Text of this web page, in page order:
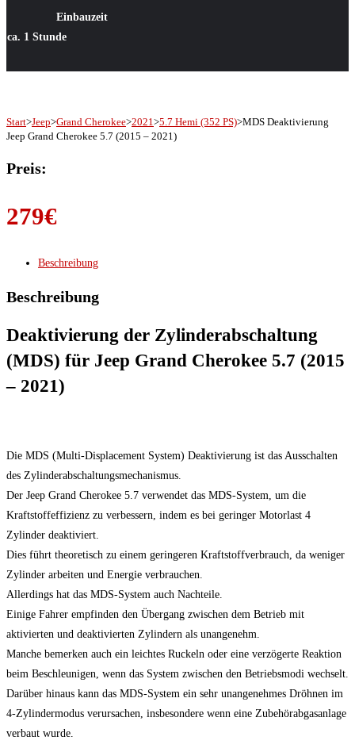
Einbauzeit
ca. 1 Stunde
Start>Jeep>Grand Cherokee>2021>5.7 Hemi (352 PS)>MDS Deaktivierung
Jeep Grand Cherokee 5.7 (2015 – 2021)
Preis:
279€
Beschreibung
Beschreibung
Deaktivierung der Zylinderabschaltung
(MDS) für Jeep Grand Cherokee 5.7 (2015
– 2021)
Die MDS (Multi-Displacement System) Deaktivierung ist das Ausschalten
des Zylinderabschaltungsmechanismus.
Der Jeep Grand Cherokee 5.7 verwendet das MDS-System, um die
Kraftstoffeffizienz zu verbessern, indem es bei geringer Motorlast 4
Zylinder deaktiviert.
Dies führt theoretisch zu einem geringeren Kraftstoffverbrauch, da weniger
Zylinder arbeiten und Energie verbrauchen.
Allerdings hat das MDS-System auch Nachteile.
Einige Fahrer empfinden den Übergang zwischen dem Betrieb mit
aktivierten und deaktivierten Zylindern als unangenehm.
Manche bemerken auch ein leichtes Ruckeln oder eine verzögerte Reaktion
beim Beschleunigen, wenn das System zwischen den Betriebsmodi wechselt.
Darüber hinaus kann das MDS-System ein sehr unangenehmes Dröhnen im
4-Zylindermodus verursachen, insbesondere wenn eine Zubehörabgasanlage
verbaut wurde.